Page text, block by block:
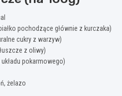
pochodzące głównie z kurczaka)
cukry z warzyw)
z oliwy)
pokarmowego)
żelazo